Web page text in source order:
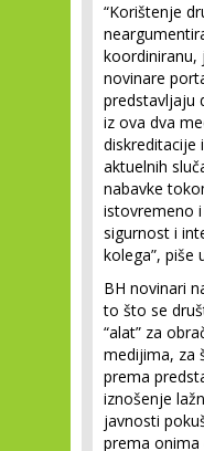
“Korištenje
koordiniranu,
novinare
predstavljaju
iz ova dva
diskreditacije
aktuelnih
nabavke
istovremeno
sigurnost i
kolega”, piše
BH novinari
to što se
“alat” za
medijima, za
prema
iznošenje
javnosti
prema onima